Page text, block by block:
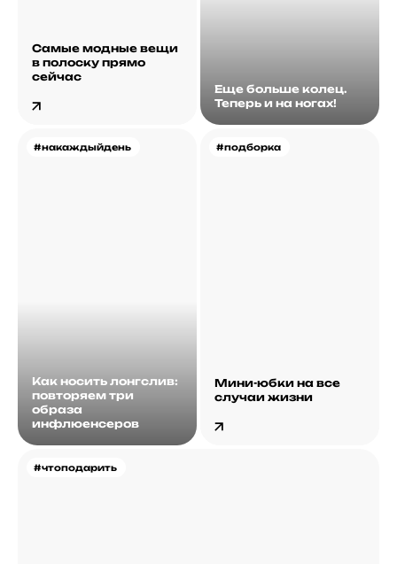
Самые модные вещи
в полоску прямо
сейчас
Еще больше колец.
Теперь и на ногах!
#накаждыйдень
Как носить лонгслив:
повторяем три
образа
инфлюенсеров
#чтоподарить
#подборка
Мини-юбки на все
случаи жизни